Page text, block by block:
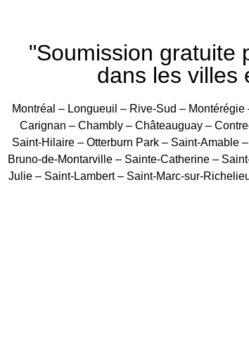
"Soumission gratuite
dans les villes
Montréal – Longueuil – Rive-Sud –
Carignan – Chambly – Châteauguay –
Saint-Hilaire – Otterburn Park – Saint-Amable
Bruno-de-Montarville – Sainte-Catherine –
Julie – Saint-Lambert – Saint-Marc-sur-